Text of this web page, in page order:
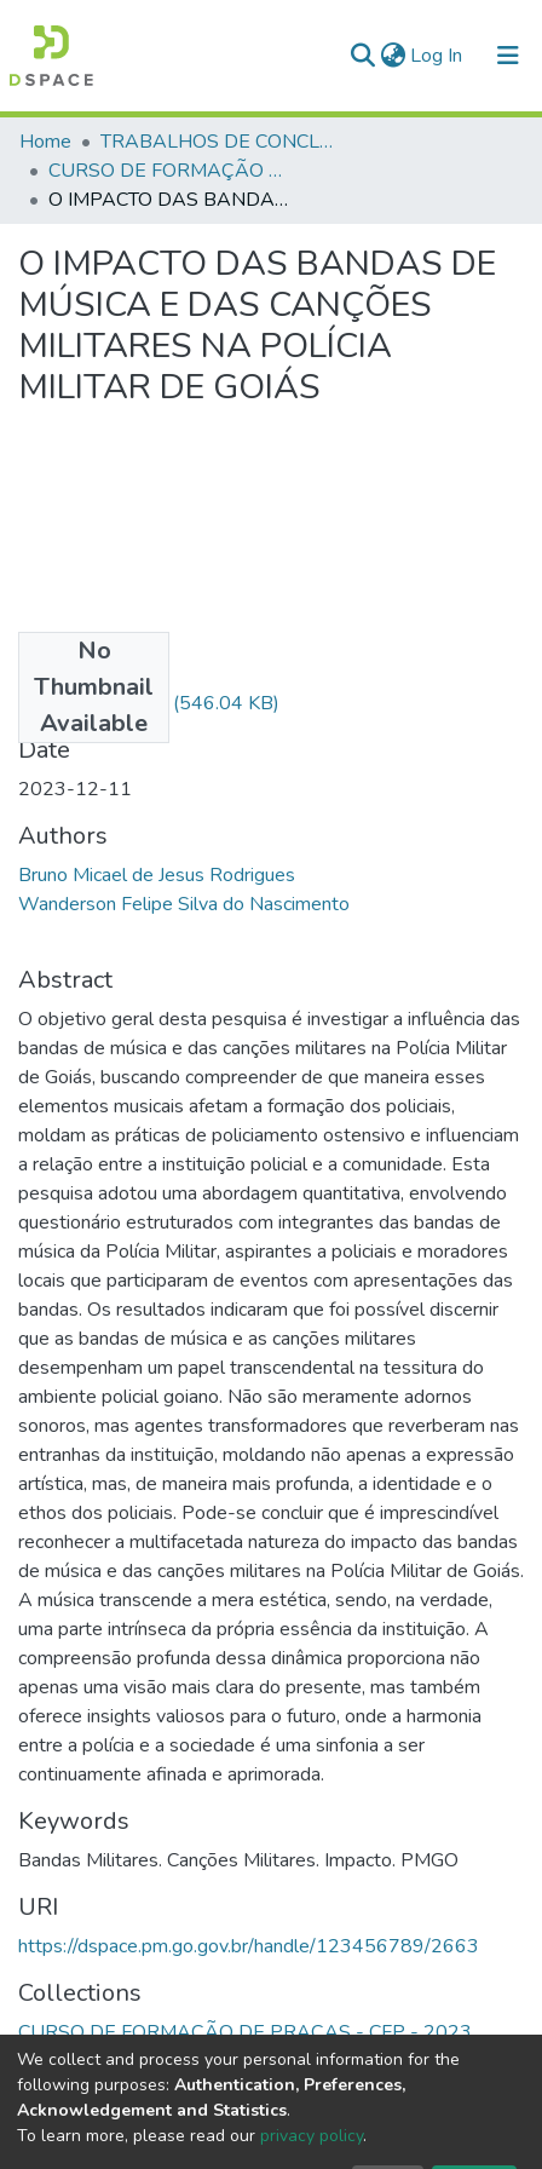
Log In (current)
Communities & Collections
All of DSpace
Home
TRABALHOS DE CONCLUSÃO DE CURSO - CFP (CURSO DE FORMAÇÃO DE PRAÇAS)
CURSO DE FORMAÇÃO DE PRAÇAS - CFP - 2023
O IMPACTO DAS BANDAS DE MÚSICA E DAS CANÇÕES MILITARES NA POLÍCIA MILITAR DE GOIÁS
O IMPACTO DAS BANDAS DE
MÚSICA E DAS CANÇÕES
MILITARES NA POLÍCIA
MILITAR DE GOIÁS
No
Thumbnail
Available
Depósito final.pdf (546.04 KB)
Date
2023-12-11
Authors
Bruno Micael de Jesus Rodrigues
Wanderson Felipe Silva do Nascimento
Abstract
O objetivo geral desta pesquisa é investigar a influência das
bandas de música e das canções militares na Polícia Militar
de Goiás, buscando compreender de que maneira esses
elementos musicais afetam a formação dos policiais,
moldam as práticas de policiamento ostensivo e influenciam
a relação entre a instituição policial e a comunidade. Esta
pesquisa adotou uma abordagem quantitativa, envolvendo
questionário estruturados com integrantes das bandas de
música da Polícia Militar, aspirantes a policiais e moradores
locais que participaram de eventos com apresentações das
bandas. Os resultados indicaram que foi possível discernir
que as bandas de música e as canções militares
desempenham um papel transcendental na tessitura do
ambiente policial goiano. Não são meramente adornos
sonoros, mas agentes transformadores que reverberam nas
entranhas da instituição, moldando não apenas a expressão
artística, mas, de maneira mais profunda, a identidade e o
ethos dos policiais. Pode-se concluir que é imprescindível
reconhecer a multifacetada natureza do impacto das bandas
de música e das canções militares na Polícia Militar de Goiás.
A música transcende a mera estética, sendo, na verdade,
uma parte intrínseca da própria essência da instituição. A
compreensão profunda dessa dinâmica proporciona não
apenas uma visão mais clara do presente, mas também
oferece insights valiosos para o futuro, onde a harmonia
entre a polícia e a sociedade é uma sinfonia a ser
continuamente afinada e aprimorada.
Keywords
Bandas Militares. Canções Militares. Impacto. PMGO
URI
https://dspace.pm.go.gov.br/handle/123456789/2663
Collections
CURSO DE FORMAÇÃO DE PRAÇAS - CFP - 2023
Full item page
DSpace software copyright © 2002-2026
We collect and process your personal information for the
following purposes: Authentication, Preferences,
Acknowledgement and Statistics.
To learn more, please read our privacy policy.